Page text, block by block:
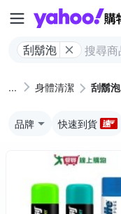
刮鬍泡
身體清潔 刮鬍泡
品牌 快速到貨